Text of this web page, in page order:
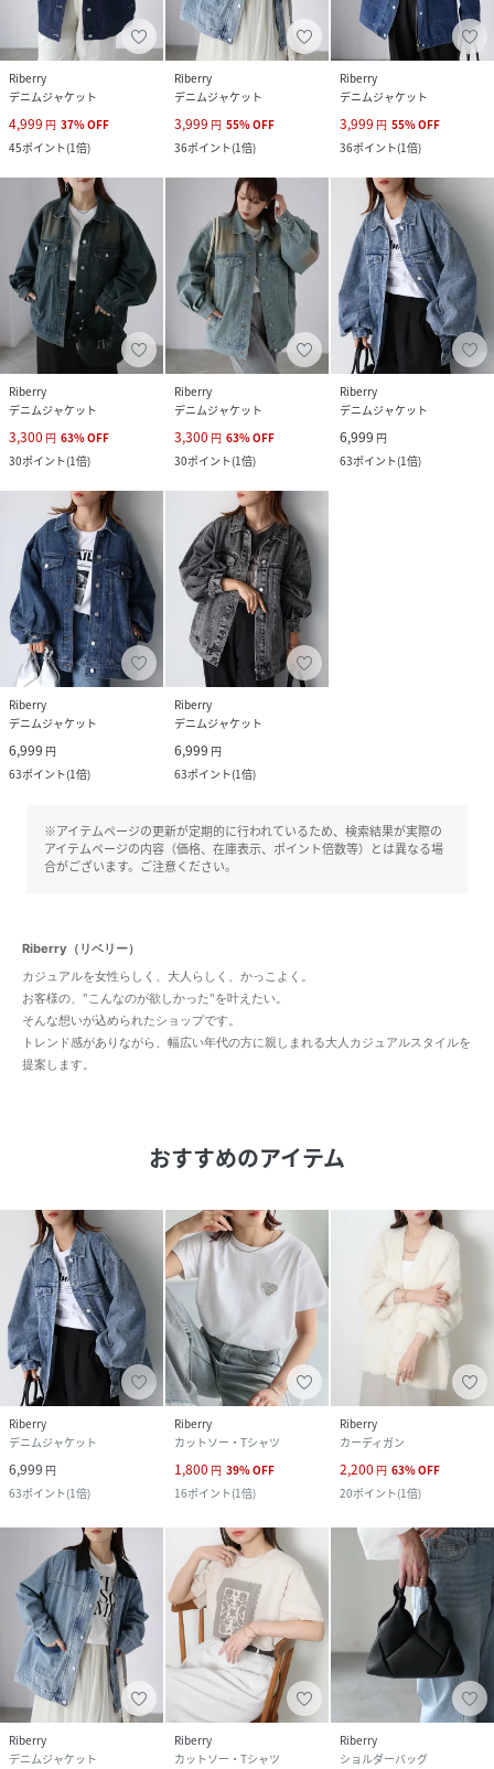
Riberry
デニムジャケット
4,999 円 37%OFF
45ポイント(1倍)
Riberry
デニムジャケット
3,999 円 55%OFF
36ポイント(1倍)
Riberry
デニムジャケット
3,999 円 55%OFF
36ポイント(1倍)
Riberry
デニムジャケット
3,300 円 63%OFF
30ポイント(1倍)
Riberry
デニムジャケット
3,300 円 63%OFF
30ポイント(1倍)
Riberry
デニムジャケット
6,999 円
63ポイント(1倍)
Riberry
デニムジャケット
6,999 円
63ポイント(1倍)
Riberry
デニムジャケット
6,999 円
63ポイント(1倍)
※アイテムページの更新が定期的に行われているため、検索結果が実際の
アイテムページの内容（価格、在庫表示、ポイント倍数等）とは異なる場
合がございます。ご注意ください。
Riberry（リベリー）
カジュアルを女性らしく、大人らしく、かっこよく。
お客様の、"こんなのが欲しかった"を叶えたい。
そんな想いが込められたショップです。
トレンド感がありながら、幅広い年代の方に親しまれる大人カジュアルスタイルを
提案します。
おすすめのアイテム
Riberry
デニムジャケット
6,999 円
63ポイント(1倍)
Riberry
カットソー・Tシャツ
1,800 円 39%OFF
16ポイント(1倍)
Riberry
カーディガン
2,200 円 63%OFF
20ポイント(1倍)
Riberry
デニムジャケット
Riberry
カットソー・Tシャツ
Riberry
ショルダーバッグ